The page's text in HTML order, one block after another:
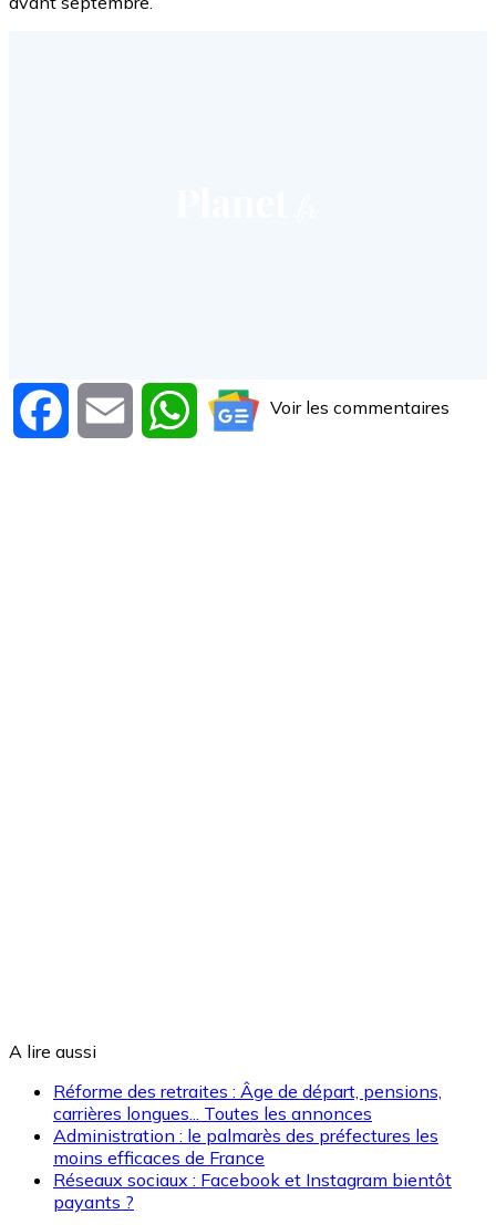
Facebook Email WhatsAppVoir les commentaires
A lire aussi
Réforme des retraites : Âge de départ, pensions,
carrières longues... Toutes les annonces
Administration : le palmarès des préfectures les
moins efficaces de France
Réseaux sociaux : Facebook et Instagram bientôt
payants ?